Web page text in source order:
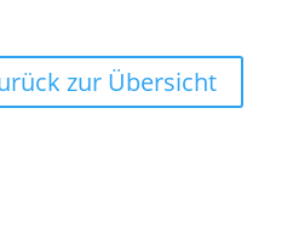
zur Übersicht